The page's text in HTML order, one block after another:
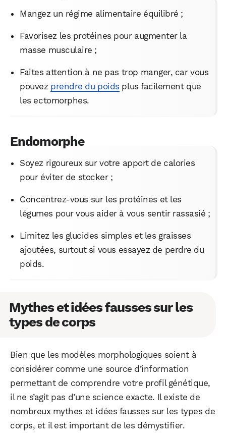
Mangez un régime alimentaire équilibré ;
Favorisez les protéines pour augmenter la
masse musculaire ;
Faites attention à ne pas trop manger, car vous
pouvez prendre du poids plus facilement que
les ectomorphes.
Endomorphe
Soyez rigoureux sur votre apport de calories
pour éviter de stocker ;
Concentrez-vous sur les protéines et les
légumes pour vous aider à vous sentir rassasié ;
Limitez les glucides simples et les graisses
ajoutées, surtout si vous essayez de perdre du
poids.
Mythes et idées fausses sur les
types de corps
Bien que les modèles morphologiques soient à
considérer comme une source d’information
permettant de comprendre votre profil génétique,
il ne s’agit pas d’une science exacte. Il existe de
nombreux mythes et idées fausses sur les types de
corps, et il est important de les démystifier.